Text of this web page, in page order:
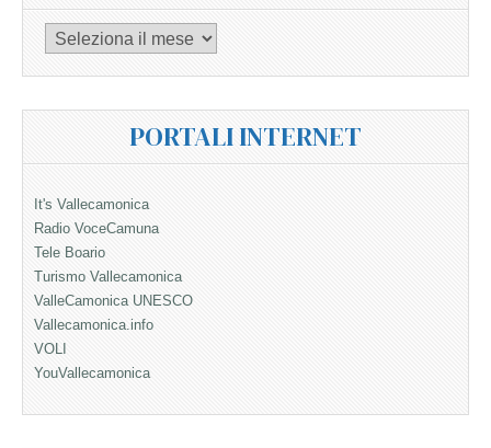
Archivi
PORTALI INTERNET
It's Vallecamonica
Radio VoceCamuna
Tele Boario
Turismo Vallecamonica
ValleCamonica UNESCO
Vallecamonica.info
VOLI
YouVallecamonica